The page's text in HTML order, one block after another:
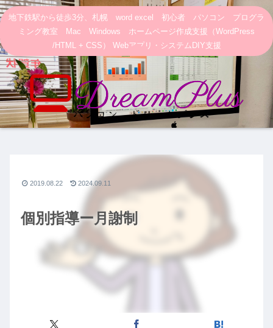
地下鉄駅から徒歩3分、札幌 word excel 初心者 パソコン プログラ
ミング教室 Mac Windows ホームページ作成支援（WordPress
/HTML + CSS） Webアプリ・システムDIY支援
個別指導ー月謝制
2019.08.22 2024.09.11